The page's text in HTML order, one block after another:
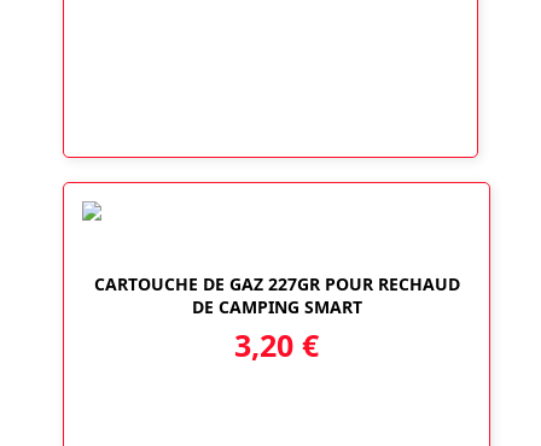
CARTOUCHE DE GAZ 227GR POUR RECHAUD
DE CAMPING SMART
3,20 €